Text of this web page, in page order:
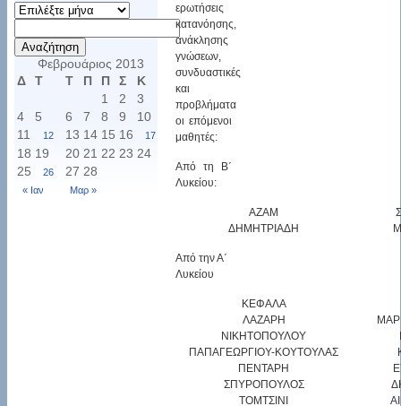
Ιστορικό
για:
Φεβρουάριος 2013
Δ
Τ Τ Π Π Σ
Κ
1
2
3
4
5 6 7 8 9
10
11
12 13 14 15 16 17
18 19 20 21 22 23 24
25
26 27 28
« Ιαν Μαρ »
ερωτήσεις
κατανόησης,
ανάκλησης
γνώσεων,
συνδυαστικές
και
προβλήματα
οι επόμενοι
μαθητές:
Από τη Β΄
Λυκείου:
ΑΖΑΜ
ΔΗΜΗΤΡΙΑΔΗ
Από την Α΄
Λυκείου
ΚΕΦΑΛΑ
ΛΑΖΑΡΗ
ΝΙΚΗΤΟΠΟΥΛΟΥ
ΠΑΠΑΓΕΩΡΓΙΟΥ-ΚΟΥΤΟΥΛΑΣ
ΠΕΝΤΑΡΗ
ΣΠΥΡΟΠΟΥΛΟΣ
ΤΟΜΤΣΙΝΙ